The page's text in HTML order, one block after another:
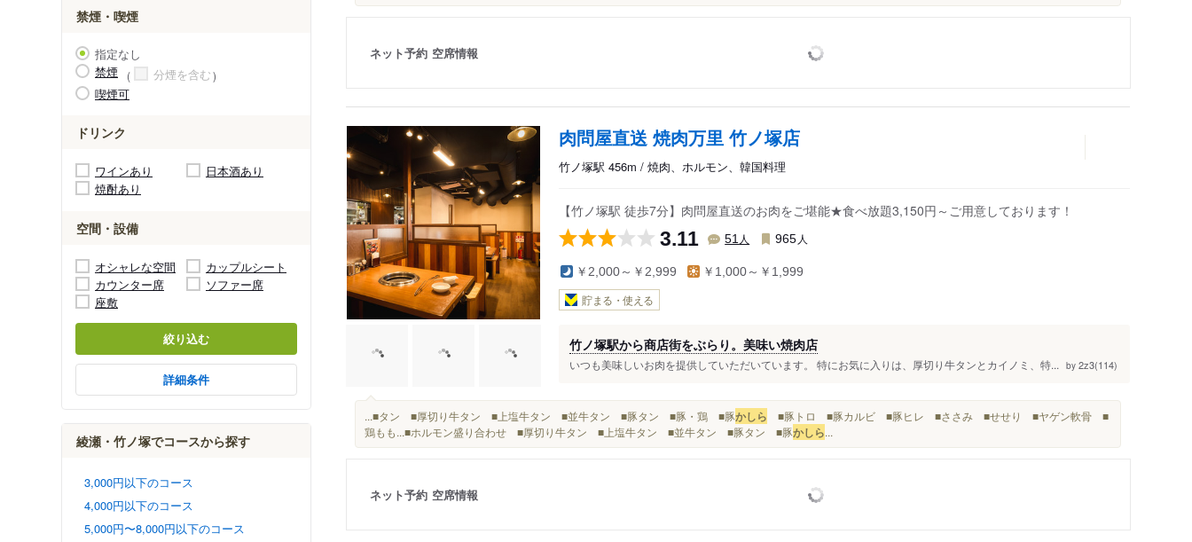
禁煙・喫煙
指定なし
禁煙
分煙を含む
喫煙可
ドリンク
ワインあり
日本酒あり
焼酎あり
空間・設備
オシャレな空間
カップルシート
カウンター席
ソファー席
座敷
絞り込む
詳細条件
綾瀬・竹ノ塚でコースから探す
3,000円以下のコース
4,000円以下のコース
5,000円〜8,000円以下のコース
ネット予約 空席情報
肉問屋直送 焼肉万里 竹ノ塚店
竹ノ塚駅 456m / 焼肉、ホルモン、韓国料理
【竹ノ塚駅 徒歩7分】肉問屋直送のお肉をご堪能★食べ放題3,150円～ご用意しております！
3.11 51 人 965 人
￥2,000～￥2,999 ￥1,000～￥1,999
貯まる・使える
竹ノ塚駅から商店街をぶらり。美味い焼肉店
いつも美味しいお肉を提供していただいています。 特にお気に入りは、厚切り牛タンとカイノミ、特... by 2z3(114)
...■タン ■厚切り牛タン ■上塩牛タン ■並牛タン ■豚タン ■豚・鶏 ■豚かしら ■豚トロ ■豚カルビ ■豚ヒレ ■ささみ ■せせり ■ヤゲン軟骨 ■
鶏もも...■ホルモン盛り合わせ ■厚切り牛タン ■上塩牛タン ■並牛タン ■豚タン ■豚かしら...
ネット予約 空席情報